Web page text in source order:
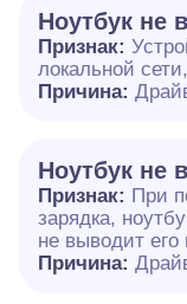
Ноутбук не
Признак:
локальной
Причина:
Ноутбук не
Признак: При
зарядка,
не выводит
Причина: